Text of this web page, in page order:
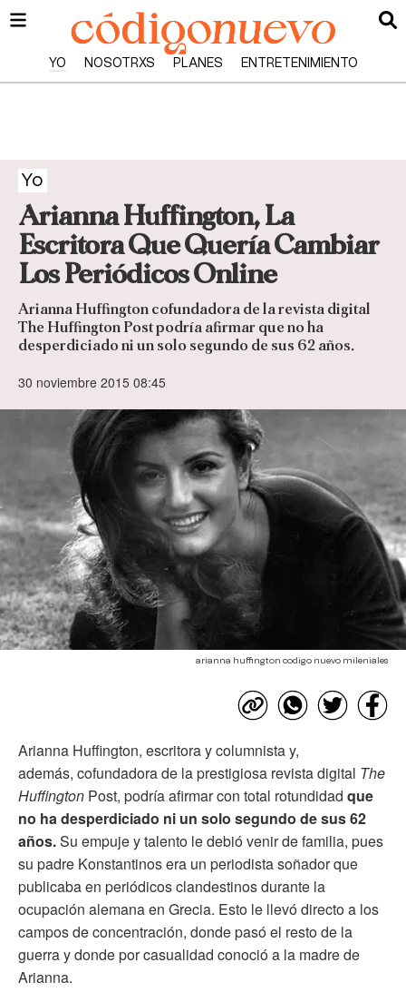
YO NOSOTRXS PLANES ENTRETENIMIENTO
Yo
Arianna Huffington, La
Escritora Que Quería Cambiar
Los Periódicos Online
Arianna Huffington cofundadora de la revista digital
The Huffington Post podría afirmar que no ha
desperdiciado ni un solo segundo de sus 62 años.
30 noviembre 2015 08:45
arianna huffington codigo nuevo mileniales
Arianna Huffington, escritora y columnista y,
además, cofundadora de la prestigiosa revista digital The
Huffington Post, podría afirmar con total rotundidad que
no ha desperdiciado ni un solo segundo de sus 62
años.Su empuje y talento le debió venir de familia, pues
su padre Konstantinos era un periodista soñador que
publicaba en periódicos clandestinos durante la
ocupación alemana en Grecia. Esto le llevó directo a los
campos de concentración, donde pasó el resto de la
guerra y donde por casualidad conoció a la madre de
Arianna.